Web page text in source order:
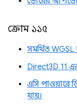
ক্রোম ১১৫
সমর্থিত
Direct3D 11
এসি পাওয়ারে
যায়।